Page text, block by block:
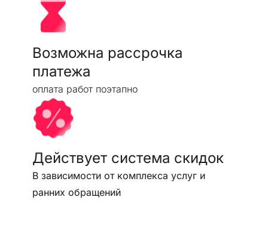
Возможна рассрочка
платежа
оплата работ поэтапно
Действует система скидок
В зависимости от комплекса услуг и
ранних обращений